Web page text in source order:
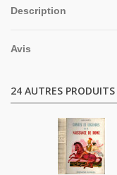
Description
Avis
24 AUTRES